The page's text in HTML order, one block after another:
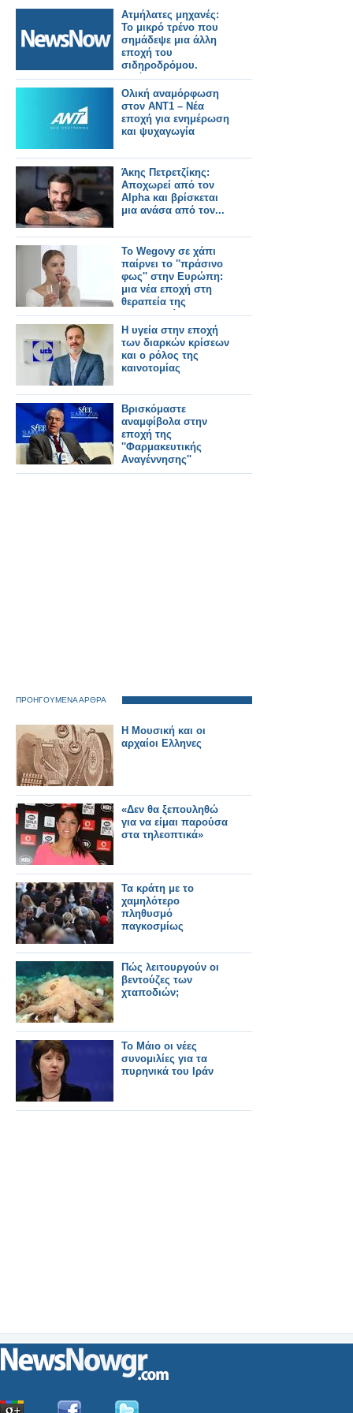
Ατμήλατες μηχανές:
Το μικρό τρένο που
σημάδεψε μια άλλη
εποχή του
σιδηροδρόμου.
Εικόνες.
Ολική αναμόρφωση
στον ΑΝΤ1 – Νέα
εποχή για ενημέρωση
και ψυχαγωγία
Άκης Πετρετζίκης:
Αποχωρεί από τον
Alpha και βρίσκεται
μια ανάσα από τον...
Το Wegovy σε χάπι
παίρνει το ''πράσινο
φως'' στην Ευρώπη:
μια νέα εποχή στη
θεραπεία της
παχυσαρκίας
Η υγεία στην εποχή
των διαρκών κρίσεων
και ο ρόλος της
καινοτομίας
Βρισκόμαστε
αναμφίβολα στην
εποχή της
''Φαρμακευτικής
Αναγέννησης''
ΠΡΟΗΓΟΥΜΕΝΑ ΑΡΘΡΑ
Η Μουσική και οι
αρχαίοι Ελληνες
«Δεν θα ξεπουληθώ
για να είμαι παρούσα
στα τηλεοπτικά»
Τα κράτη με το
χαμηλότερο
πληθυσμό
παγκοσμίως
Πώς λειτουργούν οι
βεντούζες των
χταποδιών;
Το Μάιο οι νέες
συνομιλίες για τα
πυρηνικά του Ιράν